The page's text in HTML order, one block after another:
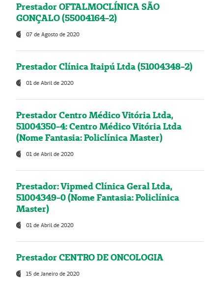
Prestador OFTALMOCLÍNICA SÃO
GONÇALO (55004164-2)
07 de Agosto de 2020
Prestador Clínica Itaipú Ltda (51004348-2)
01 de Abril de 2020
Prestador Centro Médico Vitória Ltda,
51004350-4: Centro Médico Vitória Ltda
(Nome Fantasia: Policlínica Master)
01 de Abril de 2020
Prestador: Vipmed Clínica Geral Ltda,
51004349-0 (Nome Fantasia: Policlínica
Master)
01 de Abril de 2020
Prestador CENTRO DE ONCOLOGIA
15 de Janeiro de 2020